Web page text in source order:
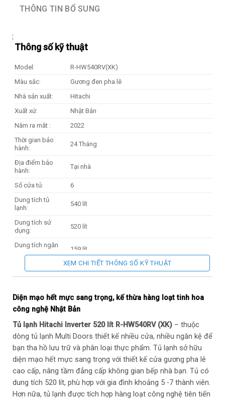
THÔNG TIN BỔ SUNG
Thông số kỹ thuật
Model:
R-HW540RV(XK)
Màu sắc:
Gương đen pha lê
Nhà sản xuất:
Hitachi
Xuất xứ:
Nhật Bản
Năm ra mắt :
2022
Thời gian bảo
hành:
24 Tháng
Địa điểm bảo
hành:
Tại nhà
Số cửa tủ:
6
Dung tích tủ
lạnh:
540 lít
Dung tích sử
dụng:
520 lít
Dung tích ngăn
159 lít
Dung tích ngăn
lạnh:
278 lít
lạnh:
400.6 kWh/ năm
Đóng tuyết:
Không
Chất liệu khay:
Kính cường lực
Công nghệ làm
lạnh:
Moisture Cooling + Làm lạnh nhanh
Công nghệ bảo
quản thực phẩm:
Cấp đông tươi ngon Delicious Freezing (Ngăn trên
cùng). Ngăn rau quả Aero-care (Chỉ ngăn dưới).
Kháng khuẩn /
Khử mùi:
Triple Power
XEM CHI TIẾT THÔNG SỐ KỸ THUẬT
Diện mạo hết mực sang trọng, kế thừa hàng loạt tinh hoa
công nghệ Nhật Bản
Tủ lạnh Hitachi Inverter 520 lít R-HW540RV (XK) – thuộc
dòng tủ lạnh Multi Doors thiết kế nhiều cửa, nhiều ngăn kệ để
bạn tha hồ lưu trữ và phân loại thực phẩm. Tủ lạnh sở hữu
diện mạo hết mực sang trọng với thiết kế cửa gương pha lê
cao cấp, nâng tầm đẳng cấp không gian bếp nhà bạn. Tủ có
dung tích 520 lít, phù hợp với gia đình khoảng 5 -7 thành viên.
Hơn nữa, tủ lạnh được tích hợp hàng loạt công nghệ tiên tiến